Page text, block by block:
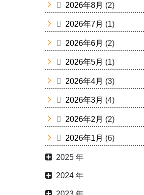
2026年8月 (2)
2026年7月 (1)
2026年6月 (2)
2026年5月 (1)
2026年4月 (3)
2026年3月 (4)
2026年2月 (2)
2026年1月 (6)
2025 年
2024 年